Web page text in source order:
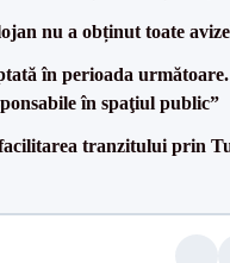
nu a obținut toate
în perioada următoare.
în spaţiul public”
tranzitului prin